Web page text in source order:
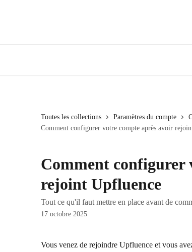
Toutes les collections Paramètres du compte
Comment configurer votre compte après avoir
Comment configurer
rejoint Upfluence
Tout ce qu'il faut mettre en place avant de
17 octobre 2025
Vous venez de rejoindre Upfluence et vous